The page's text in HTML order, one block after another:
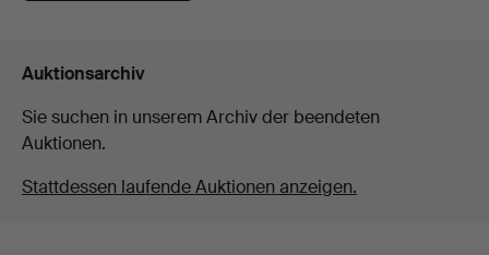
Auktionsarchiv
Sie suchen in unserem Archiv der beendeten
Auktionen.
Stattdessen laufende Auktionen anzeigen.